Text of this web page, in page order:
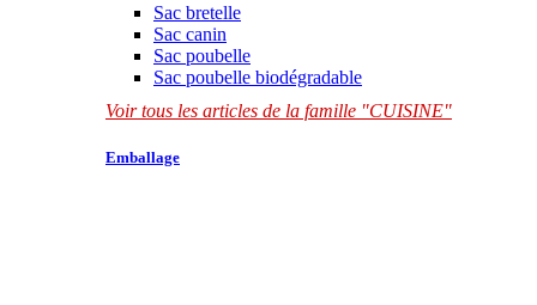
Sac bretelle
Sac canin
Sac poubelle
Sac poubelle biodégradable
Voir tous les articles de la famille "CUISINE"
Emballage